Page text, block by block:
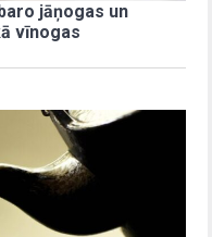
jāņogas un
vīnogas